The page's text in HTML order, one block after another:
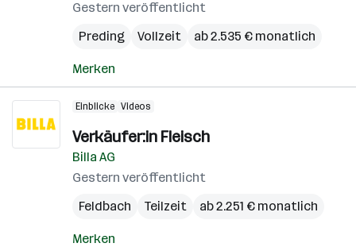
Gestern veröffentlicht
Preding
Vollzeit ab 2.535 € monatlich
Merken
Einblicke Videos
Verkäufer:in Fleisch
Billa AG
Gestern veröffentlicht
Feldbach
Teilzeit ab 2.251 € monatlich
Merken